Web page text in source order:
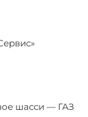
шасси — ГАЗ